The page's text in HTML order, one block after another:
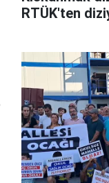
RTÜK'ten